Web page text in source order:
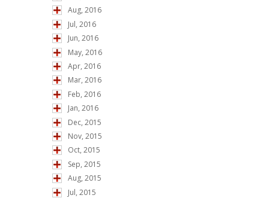
Aug, 2016
Jul, 2016
Jun, 2016
May, 2016
Apr, 2016
Mar, 2016
Feb, 2016
Jan, 2016
Dec, 2015
Nov, 2015
Oct, 2015
Sep, 2015
Aug, 2015
Jul, 2015